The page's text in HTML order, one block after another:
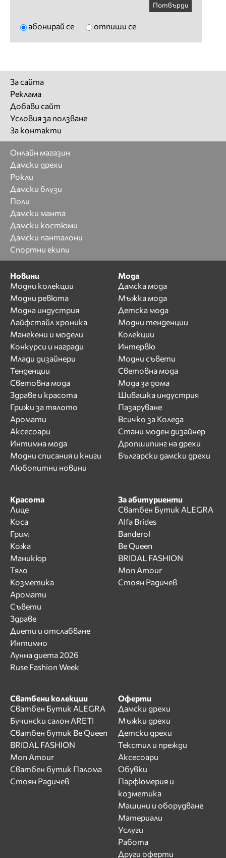
Потвърди
абонирай се отпиши се
За сайта
Реклама
Добави сайт
Условия за ползване
За контакти
Онлайн магазин
Дамски дрехи
Рокли
Дамски блузи
Поли
Дамски манта
Дамски костюми
Дамски панталони
Спортни екипи
Новини
Модни колекции
Модни ревюта
Модна индустрия
Лайфстайл хроника
Манекени и модели
Конкурси и награди
Млади дизайнери
Тенденции
Световна мода
Здраве и красота
Грижи за тялото
Аромати
Аксесоари
Интимна мода
Модни списания и книги
Любопитни новини
Мода
Дамска мода
Мъжка мода
Детска мода
Модни тенденции
Колекции
Интервю
Модни съвети
Световна мода
Мода за дома
Шивашка индустрия
Пазаруване
Всичко за Коледа
Стани моден дизайнер
Дропшипинг на дрехи
Български дамски дрехи
Красота
Лице
Коса
Грим
Кожа
Маникюр
Тяло
Козметика
Аромати
Съвети
Здраве
Диети и отслабване
Интимно
Лунна диета 2026
Ruse Fashion Week
За абитуриенти
Сватбен Бутик ALEGRA
Alfa Brides
Banderol
Be Queen
BRIDAL FASHION
Mon Amour
Стоян Радичев
Сватбени колекции
Сватбен Бутик ALEGRA
Бучински салон ARETI
Сватбен бутик Be Queen
BRIDAL FASHION
Mon Amour
Сватбен бутик Палома
Стоян Радичев
Оферти
Дамски дрехи
Мъжки дрехи
Детски дрехи
Текстил и прежди
Аксесоари
Обувки
Парфюмерия и
козметика
Машини и оборудване
Материали
Услуги
Работа
Други оферти